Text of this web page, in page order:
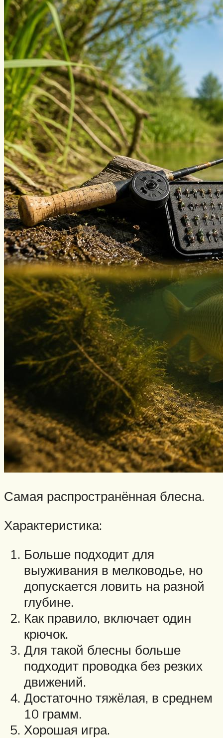
Самая распространённая блесна.
Характеристика:
Больше подходит для
выуживания в мелководье, но
допускается ловить на разной
глубине.
Как правило, включает один
крючок.
Для такой блесны больше
подходит проводка без резких
движений.
Достаточно тяжёлая, в среднем
10 грамм.
Хорошая игра.